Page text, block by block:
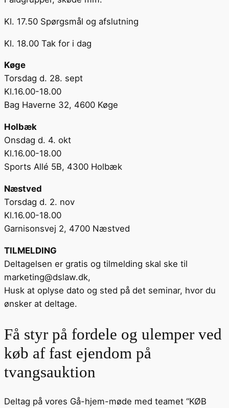
Kl. 17.50 Spørgsmål og afslutning
Kl. 18.00 Tak for i dag
Køge
Torsdag d. 28. sept
Kl.16.00-18.00
Bag Haverne 32, 4600 Køge
Holbæk
Onsdag d. 4. okt
Kl.16.00-18.00
Sports Allé 5B, 4300 Holbæk
Næstved
Torsdag d. 2. nov
Kl.16.00-18.00
Garnisonsvej 2, 4700 Næstved
TILMELDING
Deltagelsen er gratis og tilmelding skal ske til
marketing@dslaw.dk,
Husk at oplyse dato og sted på det seminar, hvor du
ønsker at deltage.
Få styr på fordele og ulemper ved
køb af fast ejendom på
tvangsauktion
Deltag på vores Gå-hjem-møde med teamet “KØB